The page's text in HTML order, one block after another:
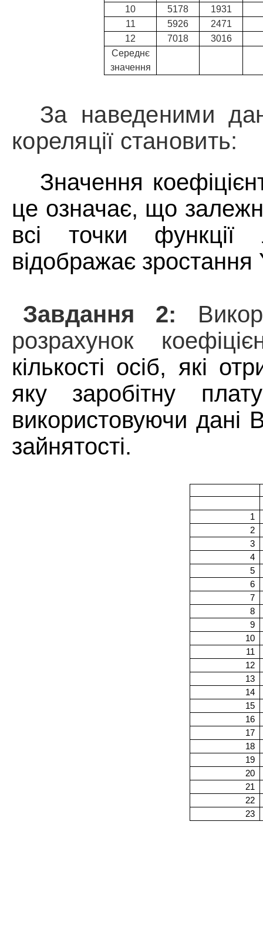
10
5178
1931
11
5926
2471
12
7018
3016
Середнє
значення
За наведеними
кореляції становить:
Значення
це означає, що
всі точки
відображає зростання
Завдання 2:
розрахунок
кількості осіб, які
яку заробітну
використовуючи дані
зайнятості.
1
2
3
4
5
6
7
8
9
10
11
12
13
14
15
16
17
18
19
20
21
22
23